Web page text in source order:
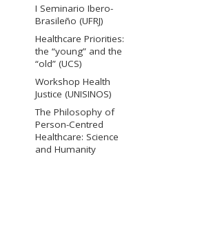
I Seminario Ibero-
Brasileño (UFRJ)
Healthcare Priorities:
the “young” and the
“old” (UCS)
Workshop Health
Justice (UNISINOS)
The Philosophy of
Person-Centred
Healthcare: Science
and Humanity